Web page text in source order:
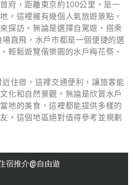
府，距離東京約100公里，是一
。這裡擁有幾個人氣旅遊景點，
探訪。無論是選擇自駕遊、搭乘
直飛，水戶市都是一個便捷的選
輕鬆遊覽偕樂園的水戶梅花祭、
住宿，這裡交通便利，讓旅客能
化和自然景觀。無論是欣賞水戶
地的美食，這裡都能提供多樣的
，這個地區絕對值得參考並規劃